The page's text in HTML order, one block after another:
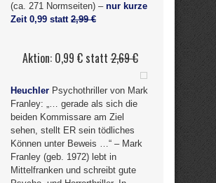
(ca. 271 Normseiten) – nur kurze
Zeit 0,99 statt 2,99 €
Aktion: 0,99 € statt2,69 €
Heuchler Psychothriller von Mark
Franley: „… gerade als sich die
beiden Kommissare am Ziel
sehen, stellt ER sein tödliches
Können unter Beweis …“ – Mark
Franley (geb. 1972) lebt in
Mittelfranken und schreibt gute